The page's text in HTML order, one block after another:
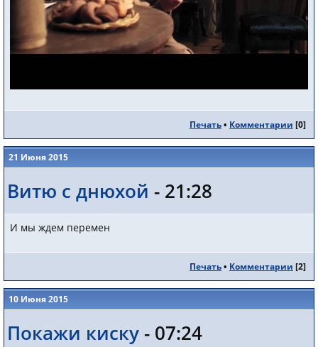
Печать• Комментарии [0]
21 Июня 2015
Витю с днюхой - 21:28
И мы ждем перемен
Печать• Комментарии [2]
10 Июня 2015
Покажи киску - 07:24